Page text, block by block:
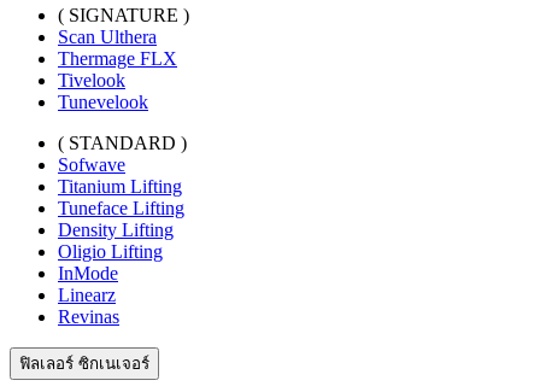
( SIGNATURE )
Scan Ulthera
Thermage FLX
Tivelook
Tunevelook
( STANDARD )
Sofwave
Titanium Lifting
Tuneface Lifting
Density Lifting
Oligio Lifting
InMode
Linearz
Revinas
ฟิลเลอร์ ซิกเนเจอร์